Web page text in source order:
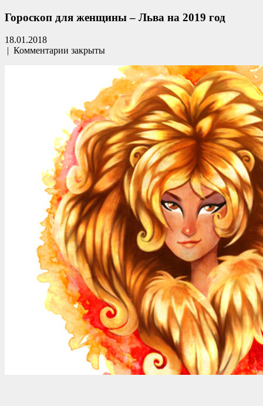
Гороскоп для женщины – Льва на 2019 год
18.01.2018
| Комментарии закрыты